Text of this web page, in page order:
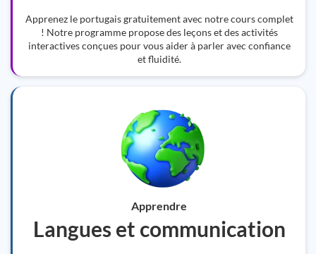
Apprenez le portugais gratuitement avec notre cours complet
! Notre programme propose des leçons et des activités
interactives conçues pour vous aider à parler avec confiance
et fluidité.
Apprendre
Langues et communication